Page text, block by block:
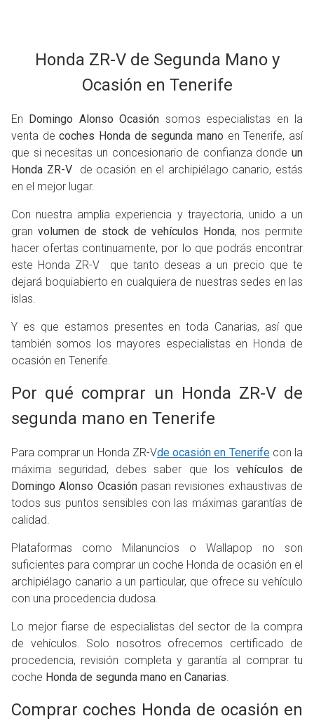
Honda ZR-V de Segunda Mano y
Ocasión en Tenerife
En Domingo Alonso Ocasión somos especialistas en la
venta de coches Honda de segunda mano en Tenerife, así
que si necesitas un concesionario de confianza donde un
Honda ZR-V
de ocasión en el archipiélago canario, estás
en el mejor lugar.
Con nuestra amplia experiencia y trayectoria, unido a un
gran volumen de stock de vehículos Honda, nos permite
hacer ofertas continuamente, por lo que podrás encontrar
este Honda ZR-V que tanto deseas a un precio que te
dejará boquiabierto en cualquiera de nuestras sedes en las
islas.
Y es que estamos presentes en toda Canarias, así que
también somos los mayores especialistas en Honda de
ocasión en Tenerife.
Por qué comprar un Honda ZR-V de
segunda mano en Tenerife
Para comprar un Honda ZR-Vde ocasión en Tenerifecon la
máxima seguridad, debes saber que los vehículos de
Domingo Alonso Ocasiónpasan revisiones exhaustivas de
todos sus puntos sensibles con las máximas garantías de
calidad.
Plataformas como Milanuncios o Wallapop no son
suficientes para comprar un coche Honda de ocasión en el
archipiélago canario a un particular, que ofrece su vehículo
con una procedencia dudosa.
Lo mejor fiarse de especialistas del sector de la compra
de vehículos. Solo nosotros ofrecemos certificado de
procedencia, revisión completa y garantía al comprar tu
coche Honda de segunda mano en Canarias.
Comprar coches Honda de ocasión en